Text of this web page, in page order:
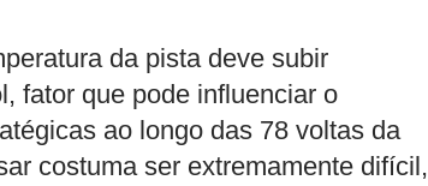
da pista deve subir
fator que pode influenciar o
ao longo das 78 voltas da
costuma ser extremamente difícil,